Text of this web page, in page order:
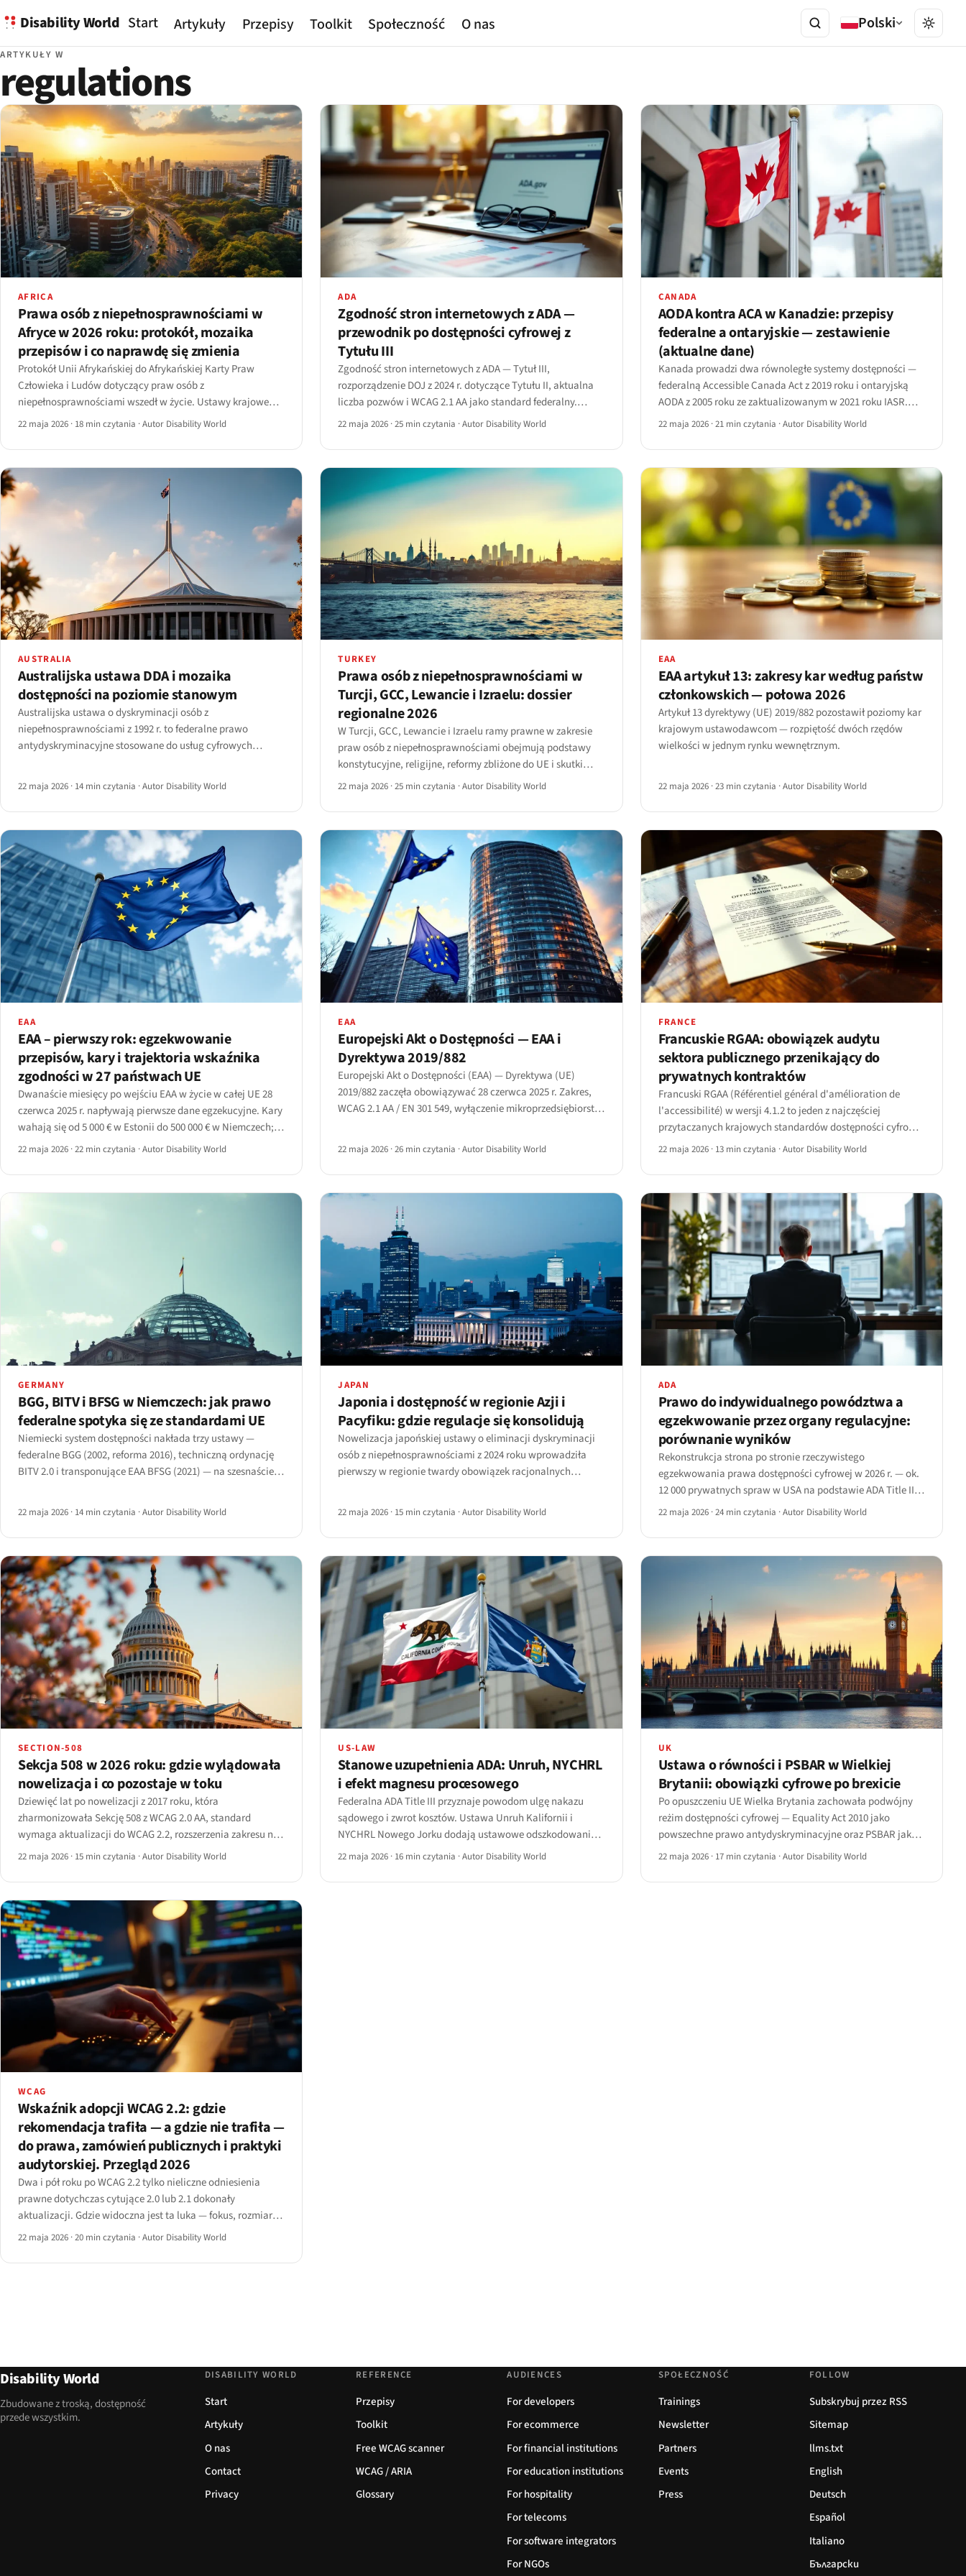
Disability World Start Artykuły Przepisy Toolkit Społeczność O nas Polski
ARTYKUŁY W
regulations
AFRICA
Prawa osób z niepełnosprawnościami w
Afryce w 2026 roku: protokół, mozaika
przepisów i co naprawdę się zmienia
Protokół Unii Afrykańskiej do Afrykańskiej Karty Praw
Człowieka i Ludów dotyczący praw osób z
niepełnosprawnościami wszedł w życie. Ustawy krajowe
przyjęte przez ponad 12 państw ratyfikujących.
22 maja 2026 · 18 min czytania ·Autor Disability World
ADA
Zgodność stron internetowych z ADA —
przewodnik po dostępności cyfrowej z
Tytułu III
Zgodność stron internetowych z ADA — Tytuł III,
rozporządzenie DOJ z 2024 r. dotyczące Tytułu II, aktualna
liczba pozwów i WCAG 2.1 AA jako standard federalny.
Aktualny przewodnik po zgodności stron internetowych z
22 maja 2026 ·25 min czytania ·Autor Disability World
CANADA
AODA kontra ACA w Kanadzie: przepisy
federalne a ontaryjskie — zestawienie
(aktualne dane)
Kanada prowadzi dwa równoległe systemy dostępności —
federalną Accessible Canada Act z 2019 roku i ontaryjską
AODA z 2005 roku ze zaktualizowanym w 2021 roku IASR.
Kogo obowiązują, kiedy wchodzą w życie wymogi, jakie
egzekwowanie.
22 maja 2026 ·21 min czytania ·Autor Disability World
AUSTRALIA
Australijska ustawa DDA i mozaika
dostępności na poziomie stanowym
Australijska ustawa o dyskryminacji osób z
niepełnosprawnościami z 1992 r. to federalne prawo
antydyskryminacyjne stosowane do usług cyfrowych
(2000).
22 maja 2026 · 14 min czytania ·Autor Disability World
TURKEY
Prawa osób z niepełnosprawnościami w
Turcji, GCC, Lewancie i Izraelu: dossier
regionalne 2026
W Turcji, GCC, Lewancie i Izraelu ramy prawne w zakresie
praw osób z niepełnosprawnościami obejmują podstawy
konstytucyjne, religijne, reformy zbliżone do UE i skutki
trzęsienia ziemi z 2023 roku. Krajobraz 2026, kraj po kraju.
22 maja 2026 ·25 min czytania ·Autor Disability World
EAA
EAA artykuł 13: zakresy kar według państw
członkowskich — połowa 2026
Artykuł 13 dyrektywy (UE) 2019/882 pozostawił poziomy kar
krajowym ustawodawcom — rozpiętość dwóch rzędów
wielkości w jednym rynku wewnętrznym.
22 maja 2026 ·23 min czytania ·Autor Disability World
EAA
EAA – pierwszy rok: egzekwowanie
przepisów, kary i trajektoria wskaźnika
zgodności w 27 państwach UE
Dwanaście miesięcy po wejściu EAA w życie w całej UE 28
czerwca 2025 r. napływają pierwsze dane egzekucyjne. Kary
wahają się od 5 000 € w Estonii do 500 000 € w Niemczech;
pokrycie skanowaniem wynosi od 30% do 70%;
22 maja 2026 ·22 min czytania ·Autor Disability World
EAA
Europejski Akt o Dostępności — EAA i
Dyrektywa 2019/882
Europejski Akt o Dostępności (EAA) — Dyrektywa (UE)
2019/882 zaczęła obowiązywać 28 czerwca 2025 r. Zakres,
WCAG 2.1 AA / EN 301 549, wyłączenie mikroprzedsiębiorstw
22 maja 2026 ·26 min czytania ·Autor Disability World
FRANCE
Francuskie RGAA: obowiązek audytu
sektora publicznego przenikający do
prywatnych kontraktów
Francuski RGAA (Référentiel général d'amélioration de
l'accessibilité) w wersji 4.1.2 to jeden z najczęściej
przytaczanych krajowych standardów dostępności cyfrowej
w Europie.
22 maja 2026 · 13 min czytania ·Autor Disability World
GERMANY
BGG, BITV i BFSG w Niemczech: jak prawo
federalne spotyka się ze standardami UE
Niemiecki system dostępności nakłada trzy ustawy —
federalne BGG (2002, reforma 2016), techniczną ordynację
BITV 2.0 i transponujące EAA BFSG (2021) — na szesnaście
egzekwowania przez BAFA w 2025 roku.
22 maja 2026 · 14 min czytania ·Autor Disability World
JAPAN
Japonia i dostępność w regionie Azji i
Pacyfiku: gdzie regulacje się konsolidują
Nowelizacja japońskiej ustawy o eliminacji dyskryminacji
osób z niepełnosprawnościami z 2024 roku wprowadziła
pierwszy w regionie twardy obowiązek racjonalnych
22 maja 2026 · 15 min czytania ·Autor Disability World
ADA
Prawo do indywidualnego powództwa a
egzekwowanie przez organy regulacyjne:
porównanie wyników
Rekonstrukcja strona po stronie rzeczywistego
egzekwowania prawa dostępności cyfrowej w 2026 r. — ok.
12 000 prywatnych spraw w USA na podstawie ADA Title III
wobec kilkuset działań prowadzonych przez organy
22 maja 2026 ·24 min czytania ·Autor Disability World
SECTION-508
Sekcja 508 w 2026 roku: gdzie wylądowała
nowelizacja i co pozostaje w toku
Dziewięć lat po nowelizacji z 2017 roku, która
zharmonizowała Sekcję 508 z WCAG 2.0 AA, standard
wymaga aktualizacji do WCAG 2.2, rozszerzenia zakresu na
zamówienia AI, a RFI Access Board z 2025 roku ujawnia, co
22 maja 2026 · 15 min czytania ·Autor Disability World
US-LAW
Stanowe uzupełnienia ADA: Unruh, NYCHRL
i efekt magnesu procesowego
Federalna ADA Title III przyznaje powodom ulgę nakazu
sądowego i zwrot kosztów. Ustawa Unruh Kalifornii i
NYCHRL Nowego Jorku dodają ustawowe odszkodowania
za każde naruszenie — dlatego dwa stany skupiają
22 maja 2026 · 16 min czytania ·Autor Disability World
UK
Ustawa o równości i PSBAR w Wielkiej
Brytanii: obowiązki cyfrowe po brexicie
Po opuszczeniu UE Wielka Brytania zachowała podwójny
reżim dostępności cyfrowej — Equality Act 2010 jako
powszechne prawo antydyskryminacyjne oraz PSBAR jako
przepisy sektora publicznego transponujące dyrektywę w
22 maja 2026 · 17 min czytania ·Autor Disability World
WCAG
Wskaźnik adopcji WCAG 2.2: gdzie
rekomendacja trafiła — a gdzie nie trafiła —
do prawa, zamówień publicznych i praktyki
audytorskiej. Przegląd 2026
Dwa i pół roku po WCAG 2.2 tylko nieliczne odniesienia
prawne dotychczas cytujące 2.0 lub 2.1 dokonały
aktualizacji. Gdzie widoczna jest ta luka — fokus, rozmiar
docelowy, przeciąganie, redundantne dane, dostępne
22 maja 2026 ·20 min czytania ·Autor Disability World
Disability World
Zbudowane z troską, dostępność
przede wszystkim.
DISABILITY WORLD
Start
Artykuły
O nas
Contact
Privacy
REFERENCE
Przepisy
Toolkit
Free WCAG scanner
WCAG / ARIA
Glossary
AUDIENCES
For developers
For ecommerce
For financial institutions
For education institutions
For hospitality
For telecoms
For software integrators
For NGOs
SPOŁECZNOŚĆ
Trainings
Newsletter
Partners
Events
Press
FOLLOW
Subskrybuj przez RSS
Sitemap
llms.txt
English
Deutsch
Español
Italiano
Български